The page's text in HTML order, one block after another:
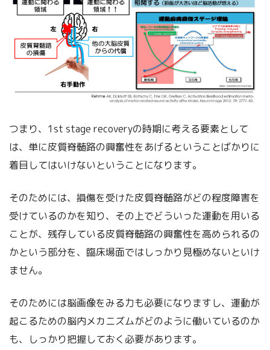
つまり、1st stage recoveryの時期に考える要素として
は、単に皮質脊髄路の興奮性をあげるということばかりに
着目してはいけないということになります。
そのためには、損傷を受けた皮質脊髄路がどの程度障害を
受けているのかを知り、その上でどういった運動を用いる
ことが、残存している皮質脊髄路の興奮性を高められるの
かという部分を、臨床場面ではしっかり見極めないといけ
ません。
そのためには脳画像をみる力も必要になりますし、運動が
起こるための脳内メカニズムがどのように働いているのか
も、しっかり把握しておく必要があります。